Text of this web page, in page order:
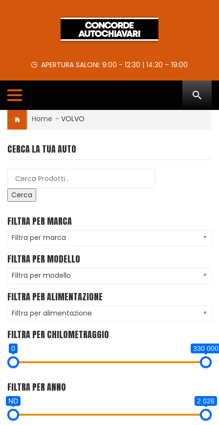
APERTURA SALONI: 9:00 - 12:30 | 14:30 – 19:00
Home - VOLVO
CERCA LA TUA AUTO
Cerca
FILTRA PER MARCA
Filtra per marca
FILTRA PER MODELLO
Filtra per modello
FILTRA PER ALIMENTAZIONE
Filtra per alimentazione
FILTRA PER CHILOMETRAGGIO
0 330 000
FILTRA PER ANNO
ND 2 026